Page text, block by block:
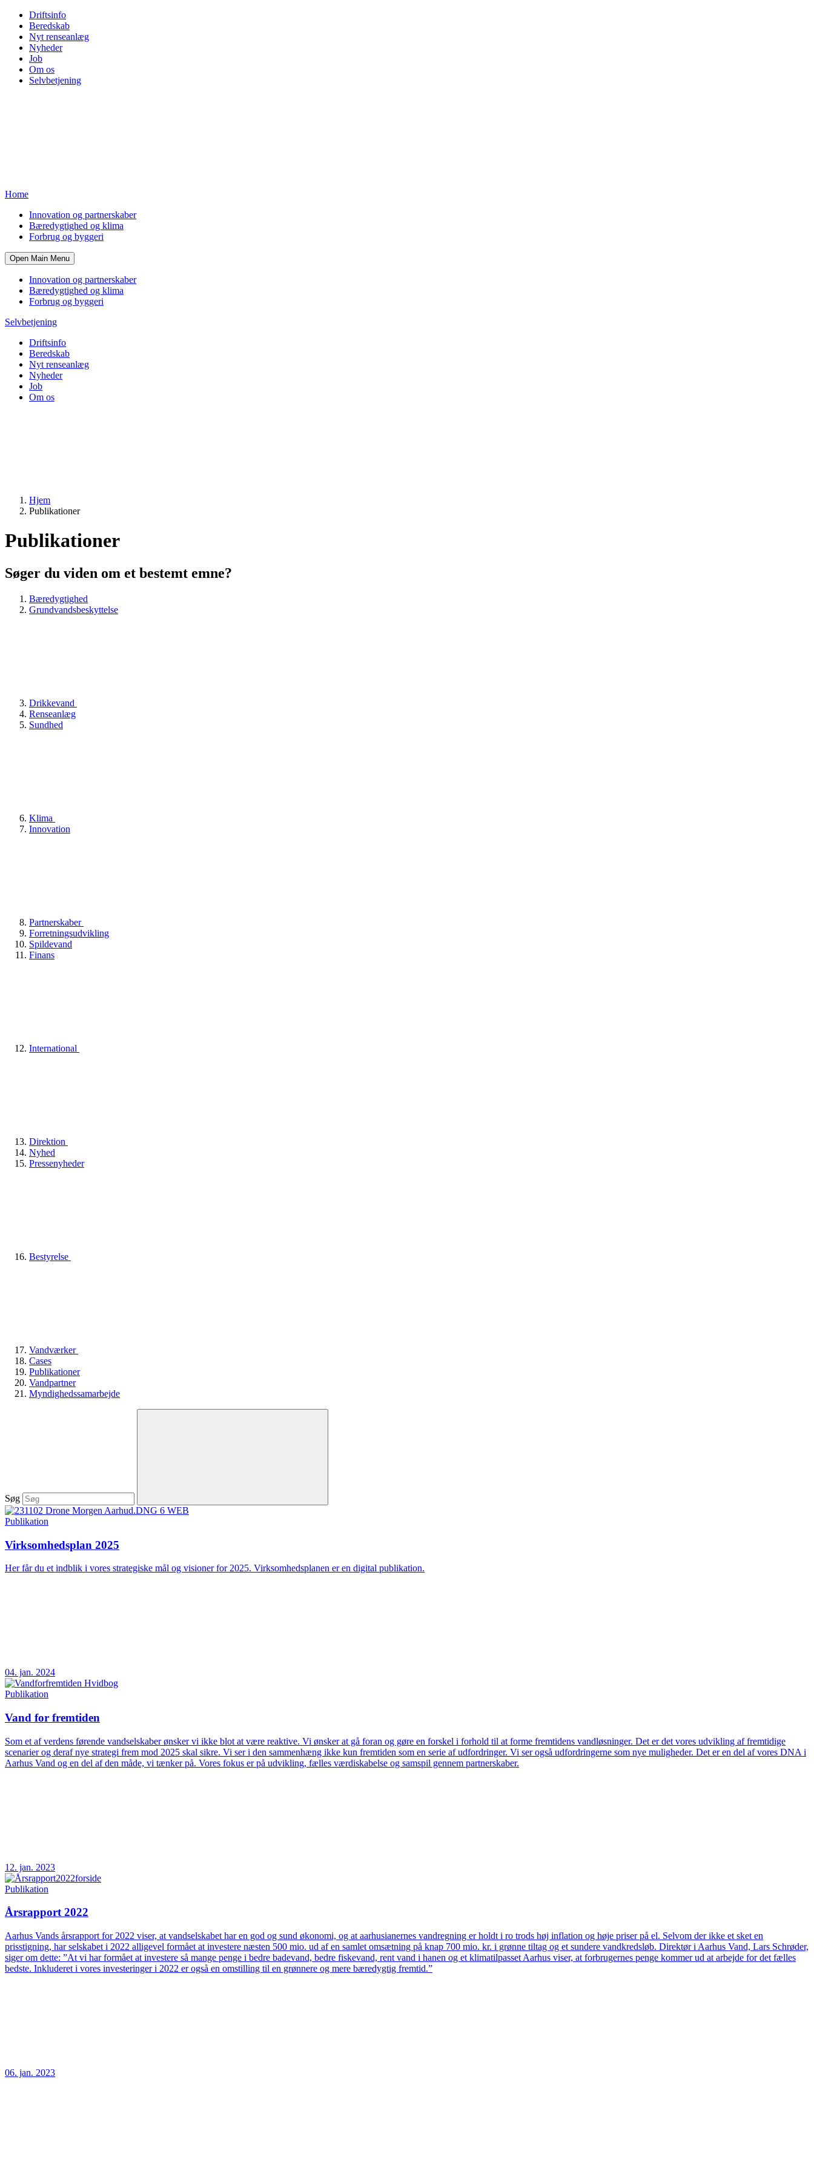
Driftsinfo
Beredskab
Nyt renseanlæg
Nyheder
Job
Om os
Selvbetjening
Home
Innovation og partnerskaber
Bæredygtighed og klima
Forbrug og byggeri
Open Main Menu
Innovation og partnerskaber
Bæredygtighed og klima
Forbrug og byggeri
Selvbetjening
Driftsinfo
Beredskab
Nyt renseanlæg
Nyheder
Job
Om os
Hjem
Publikationer
Publikationer
Søger du viden om et bestemt emne?
Bæredygtighed
Grundvandsbeskyttelse
Drikkevand
Renseanlæg
Sundhed
Klima
Innovation
Partnerskaber
Forretningsudvikling
Spildevand
Finans
International
Direktion
Nyhed
Pressenyheder
Bestyrelse
Vandværker
Cases
Publikationer
Vandpartner
Myndighedssamarbejde
Søg
Publikation
Virksomhedsplan 2025
Her får du et indblik i vores strategiske mål og visioner for 2025. Virksomhedsplanen er en digital publikation.
04. jan. 2024
Publikation
Vand for fremtiden
Som et af verdens førende vandselskaber ønsker vi ikke blot at være reaktive. Vi ønsker at gå foran og gøre en forskel i forhold til at forme fremtidens vandløsninger. Det er det vores udvikling af fremtidige
scenarier og deraf nye strategi frem mod 2025 skal sikre. Vi ser i den sammenhæng ikke kun fremtiden som en serie af udfordringer. Vi ser også udfordringerne som nye muligheder. Det er en del af vores DNA i
Aarhus Vand og en del af den måde, vi tænker på. Vores fokus er på udvikling, fælles værdiskabelse og samspil gennem partnerskaber.
12. jan. 2023
Publikation
Årsrapport 2022
Aarhus Vands årsrapport for 2022 viser, at vandselskabet har en god og sund økonomi, og at aarhusianernes vandregning er holdt i ro trods høj inflation og høje priser på el. Selvom der ikke et sket en
prisstigning, har selskabet i 2022 alligevel formået at investere næsten 500 mio. ud af en samlet omsætning på knap 700 mio. kr. i grønne tiltag og et sundere vandkredsløb. Direktør i Aarhus Vand, Lars Schrøder,
siger om dette: ”At vi har formået at investere så mange penge i bedre badevand, bedre fiskevand, rent vand i hanen og et klimatilpasset Aarhus viser, at forbrugernes penge kommer ud at arbejde for det fælles
bedste. Inkluderet i vores investeringer i 2022 er også en omstilling til en grønnere og mere bæredygtig fremtid.”
06. jan. 2023